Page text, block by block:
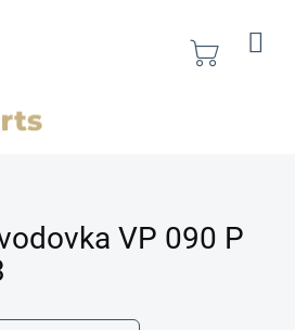
Nákupní
VP 090 P